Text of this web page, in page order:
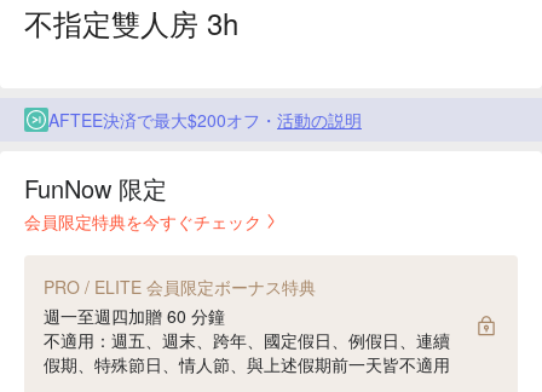
不指定雙人房 3h
AFTEE決済で最大$200オフ・ 活動の説明
FunNow 限定
会員限定特典を今すぐチェック
PRO / ELITE 会員限定ボーナス特典
週一至週四加贈 60 分鐘
不適用：週五、週末、跨年、國定假日、例假日、連續
假期、特殊節日、情人節、與上述假期前一天皆不適用